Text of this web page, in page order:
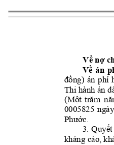
Về nợ
Về án
đồng) án phí
Thi hành án
(Một trăm
0005825 ngày
Phước.
3. Qu
kháng cáo,